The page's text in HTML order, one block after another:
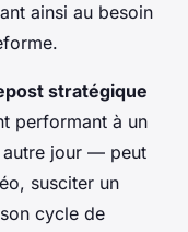
ainsi au besoin
stratégique
performant à un
autre jour — peut
susciter un
cycle de